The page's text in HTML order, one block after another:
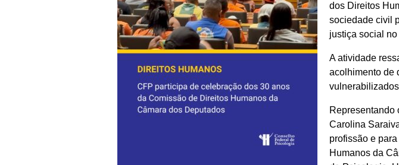
dos Direitos
sociedade civil
justiça social no
A atividade
acolhimento de
Representando
Carolina
profissão e
Humanos da